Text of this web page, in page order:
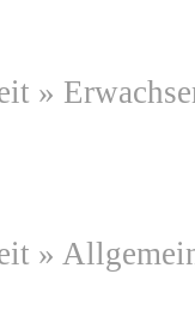
»
»